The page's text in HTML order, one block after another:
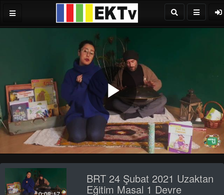
Play
Video
BRT 24 Şubat 2021 Uzaktan
Eğitim Masal 1 Devre